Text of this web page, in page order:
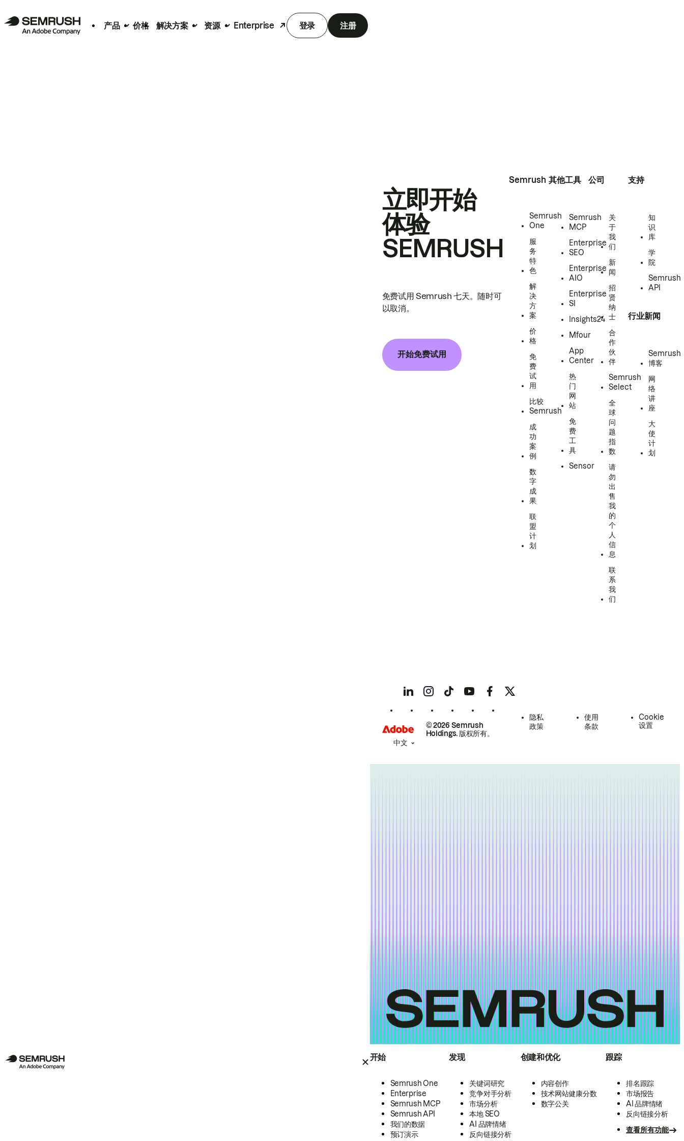
产品 价格 解决方案 资源 Enterprise 登录 注册
开始
Semrush One
Enterprise
Semrush MCP
Semrush API
我们的数据
预订演示
发现
关键词研究
竞争对手分析
市场分析
本地 SEO
AI 品牌情绪
反向链接分析
创建和优化
内容创作
技术网站健康分数
数字公关
跟踪
排名跟踪
市场报告
AI 品牌情绪
反向链接分析
查看所有功能
立即开始
体验
SEMRUSH
免费试用 Semrush 七天。随时可
以取消。
开始免费试用
Semrush
Semrush
One
服
务
特
色
解
决
方
案
价
格
免
费
试
用
比较
Semrush
成
功
案
例
数
字
成
果
联
盟
计
划
其他工具
Semrush
MCP
Enterprise
SEO
Enterprise
AIO
Enterprise
SI
Insights24
Mfour
App
Center
热
门
网
站
免
费
工
具
Sensor
公司
关
于
我
们
新
闻
招
贤
纳
士
合
作
伙
伴
Semrush
Select
全
球
问
题
指
数
请
勿
出
售
我
的
个
人
信
息
联
系
我
们
支持
知
识
库
学
院
Semrush
API
行业新闻
Semrush
博客
网
络
讲
座
大
使
计
划
© 2026 Semrush
Holdings. 版权所有。
隐私
政策
使用
条款
Cookie
设置
中文